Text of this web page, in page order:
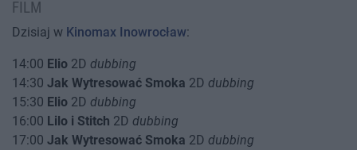
FILM
Dzisiaj w Kinomax Inowrocław:
14:00 Elio 2D dubbing
14:30 Jak Wytresować Smoka 2D dubbing
15:30 Elio 2D dubbing
16:00 Lilo i Stitch 2D dubbing
17:00 Jak Wytresować Smoka 2D dubbing